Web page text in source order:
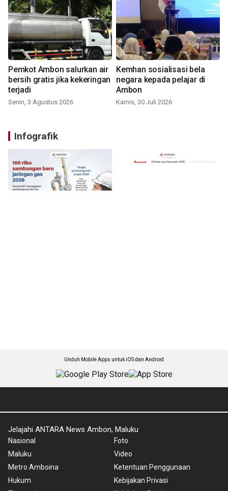
Pemkot Ambon salurkan air
bersih gratis jika kekeringan
terjadi
Senin, 3 Agustus 2026
Kemhan sosialisasi bela
negara kepada pelajar di
Ambon
Kamis, 30 Juli 2026
Infografik
Unduh Mobile Apps untuk iOS dan Android
Jelajahi ANTARA News Ambon, Maluku
Nasional
Maluku
Metro Amboina
Hukum
Foto
Video
Ketentuan Penggunaan
Kebijakan Privasi